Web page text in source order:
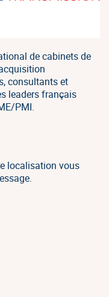
de cabinets de
consultants et
leaders français
PMI.
localisation vous